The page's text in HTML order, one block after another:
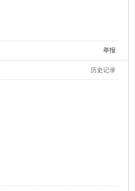
举报
历史记录